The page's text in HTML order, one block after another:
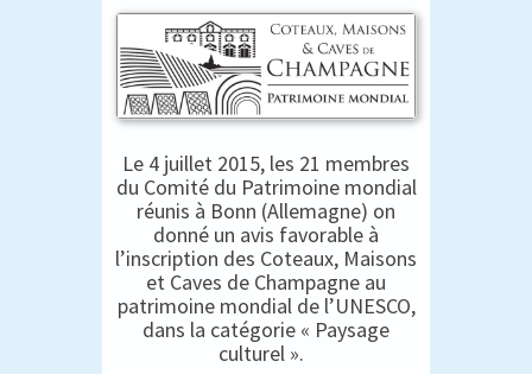
Le 4 juillet 2015, les 21 membres
du Comité du Patrimoine mondial
réunis à Bonn (Allemagne) on
donné un avis favorable à
l’inscription des Coteaux, Maisons
et Caves de Champagne au
patrimoine mondial de l’UNESCO,
dans la catégorie « Paysage
culturel ».